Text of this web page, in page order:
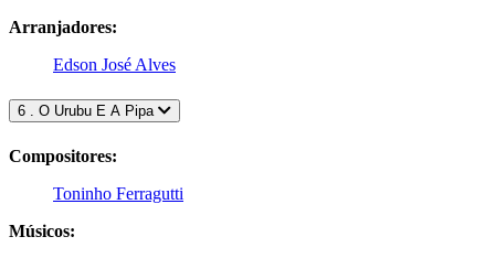
Arranjadores:
Edson José Alves
6 . O Urubu E A Pipa
Compositores:
Toninho Ferragutti
Músicos: